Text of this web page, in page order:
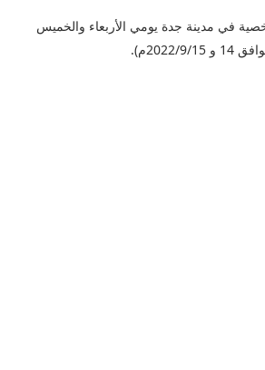
في مدينة جدة يومي الأربعاء والخميس